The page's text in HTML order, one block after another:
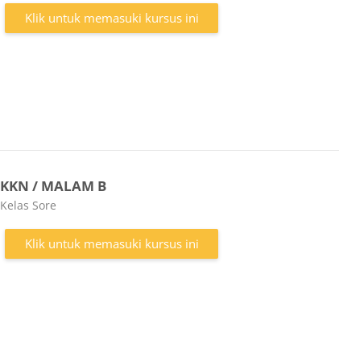
Klik untuk memasuki kursus ini
KKN / MALAM B
Kategori kursus
Kelas Sore
Klik untuk memasuki kursus ini